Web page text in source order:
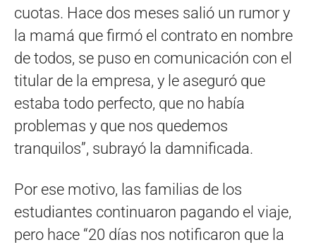
cuotas. Hace dos meses salió un rumor y
la mamá que firmó el contrato en nombre
de todos, se puso en comunicación con el
titular de la empresa, y le aseguró que
estaba todo perfecto, que no había
problemas y que nos quedemos
tranquilos”, subrayó la damnificada.
Por ese motivo, las familias de los
estudiantes continuaron pagando el viaje,
pero hace “20 días nos notificaron que la